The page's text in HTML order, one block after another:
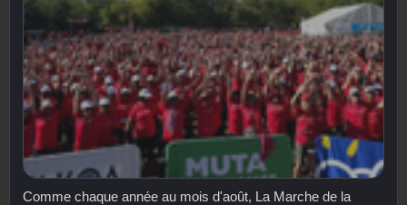
Comme chaque année au mois d'août, La Marche de la